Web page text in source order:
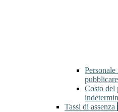
Costo del
Tassi di assenza